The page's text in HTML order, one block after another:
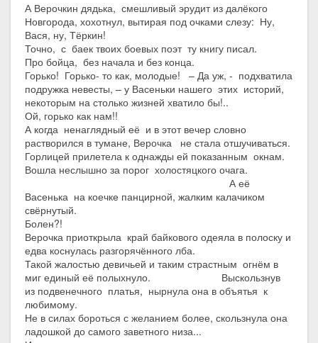
А Верочкин дядька, смешливый эрудит из далёкого
Новгорода, хохотнул, вытирая под очками слезу: Ну,
Вася, ну, Тёркин!
Точно, с баек твоих боевых поэт ту книгу писал.
Про бойца, без начала и без конца.
Горько! Горько- то как, молодые! – Да уж, - подхватила
подружка невесты, – у Васеньки нашего этих историй,
некоторым на столько жизней хватило бы!..
Ой, горько как нам!!
А когда ненаглядный её и в этот вечер словно
растворился в тумане, Верочка не стала отшучиваться.
Горлицей прилетела к однажды ей показанным окнам.
Вошла неслышно за порог холостяцкого очага.
А её
Васенька на коечке панцирной, жалким калачиком
свёрнутый.
Болен?!
Верочка приоткрыла край байкового одеяла в полоску и
едва коснулась разгорячённого лба.
Такой жалостью девичьей и таким страстным огнём в
миг единый её полыхнуло. Выскользнув
из подвенечного платья, нырнула она в объятья к
любимому.
Не в силах бороться с желанием более, скользнула она
ладошкой до самого заветного низа...